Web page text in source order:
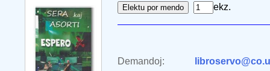
ekz.
Demandoj: